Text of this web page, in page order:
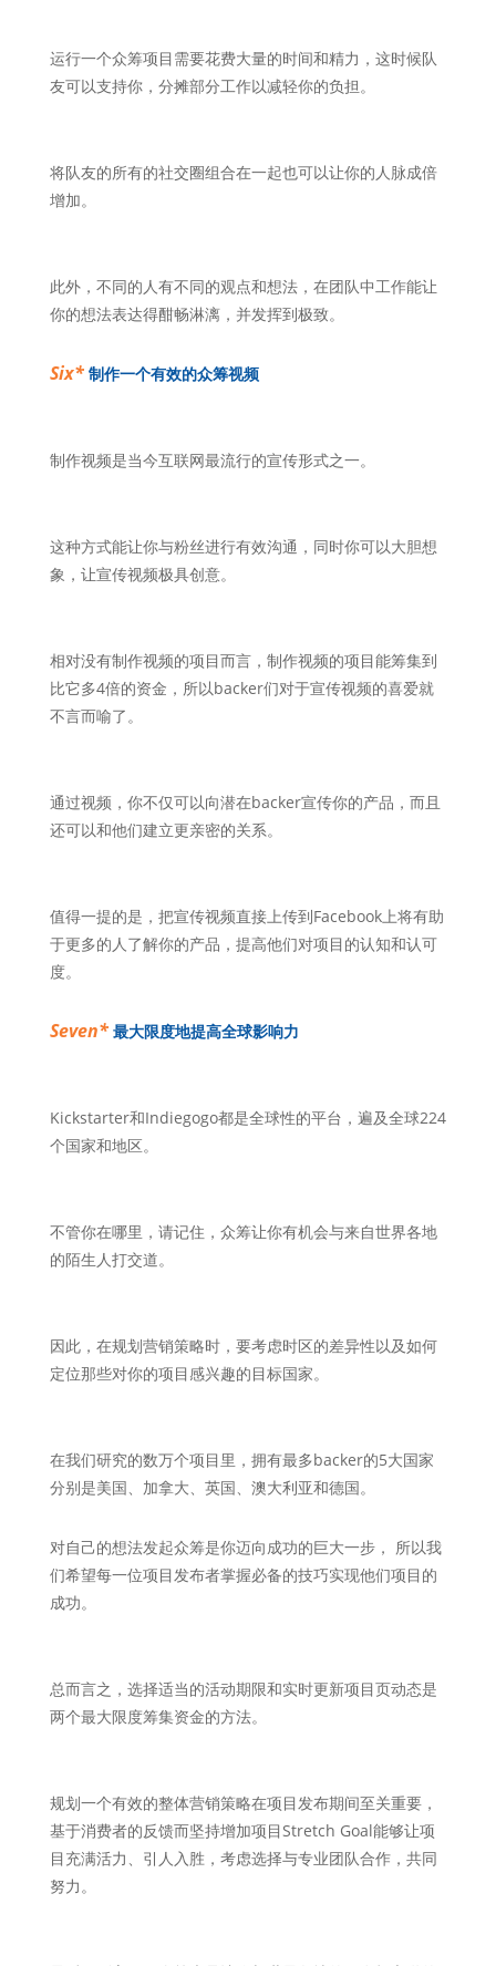
运行一个众筹项目需要花费大量的时间和精力，这时候队
友可以支持你，分摊部分工作以减轻你的负担。
将队友的所有的社交圈组合在一起也可以让你的人脉成倍
增加。
此外，不同的人有不同的观点和想法，在团队中工作能让
你的想法表达得酣畅淋漓，并发挥到极致。
Six*制作一个有效的众筹视频
制作视频是当今互联网最流行的宣传形式之一。
这种方式能让你与粉丝进行有效沟通，同时你可以大胆想
象，让宣传视频极具创意。
相对没有制作视频的项目而言，制作视频的项目能筹集到
比它多4倍的资金，所以backer们对于宣传视频的喜爱就
不言而喻了。
通过视频，你不仅可以向潜在backer宣传你的产品，而且
还可以和他们建立更亲密的关系。
值得一提的是，把宣传视频直接上传到Facebook上将有助
于更多的人了解你的产品，提高他们对项目的认知和认可
度。
Seven* 最大限度地提高全球影响力
Kickstarter和Indiegogo都是全球性的平台，遍及全球224
个国家和地区。
不管你在哪里，请记住，众筹让你有机会与来自世界各地
的陌生人打交道。
因此，在规划营销策略时，要考虑时区的差异性以及如何
定位那些对你的项目感兴趣的目标国家。
在我们研究的数万个项目里，拥有最多backer的5大国家
分别是美国、加拿大、英国、澳大利亚和德国。
对自己的想法发起众筹是你迈向成功的巨大一步， 所以我
们希望每一位项目发布者掌握必备的技巧实现他们项目的
成功。
总而言之，选择适当的活动期限和实时更新项目页动态是
两个最大限度筹集资金的方法。
规划一个有效的整体营销策略在项目发布期间至关重要，
基于消费者的反馈而坚持增加项目Stretch Goal能够让项
目充满活力、引人入胜，考虑选择与专业团队合作，共同
努力。